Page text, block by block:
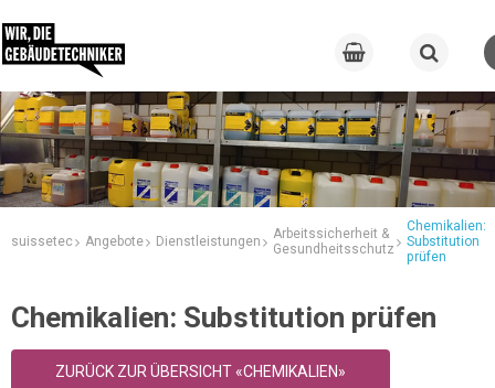
suissetec Angebote Dienstleistungen
Arbeitssicherheit &
Gesundheitsschutz
Chemikalien:
Substitution
prüfen
Chemikalien: Substitution prüfen
ZURÜCK ZUR ÜBERSICHT «CHEMIKALIEN»